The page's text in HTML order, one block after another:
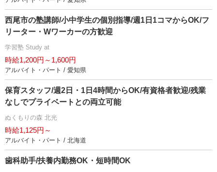
西尾市の塾講師/小中学生の個別指導/週1日1コマからOK/フ
リーター・Wワーカーの方歓迎
学習塾 Study at
時給1,200円～1,600円
アルバイト・パート / 愛知県
保育スタッフ/週2日・1日4時間からOK/有資格者歓迎/残業
なしでプライベートとの両立可能
ぬくもりの森 北光
時給1,125円～
アルバイト・パート / 北海道
歯科助手/扶養内勤務OK・短時間OK